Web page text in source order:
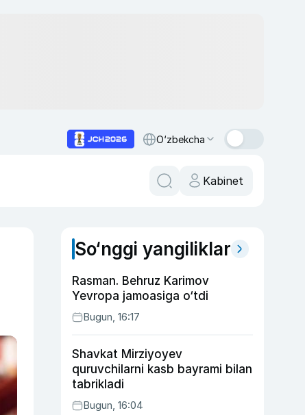
O‘zbekcha
Kabinet
So‘nggi yangiliklar
Rasman. Behruz Karimov
Yevropa jamoasiga o‘tdi
Bugun, 16:17
Shavkat Mirziyoyev
quruvchilarni kasb bayrami bilan
tabrikladi
Bugun, 16:04